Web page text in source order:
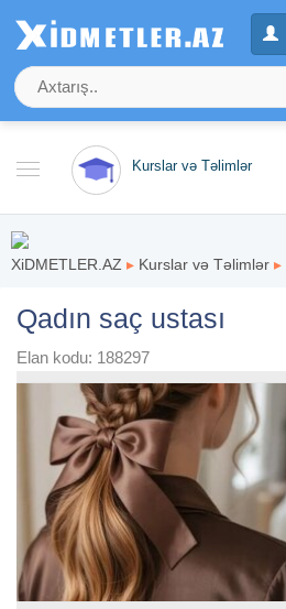
Kurslar və Təlimlər
XiDMETLER.AZ ▸ Kurslar və Təlimlər ▸
Qadın saç ustası
Elan kodu: 188297